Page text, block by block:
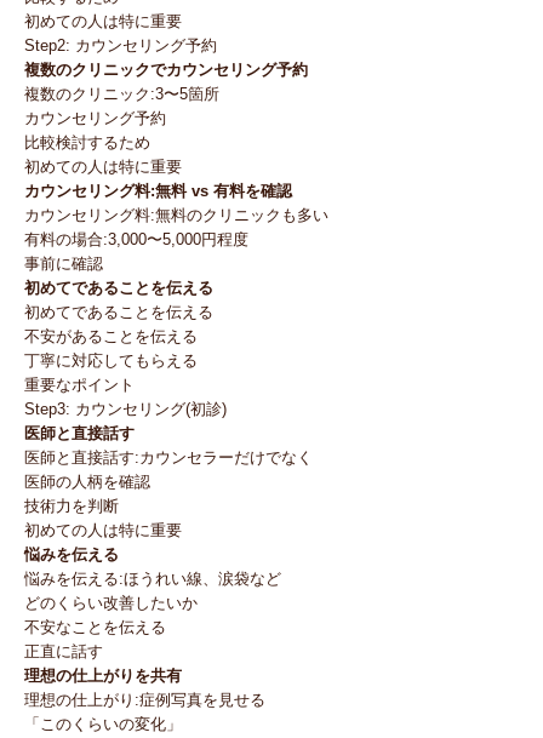
初めての人は特に重要
Step2: カウンセリング予約
複数のクリニックでカウンセリング予約
複数のクリニック:3〜5箇所
カウンセリング予約
比較検討するため
初めての人は特に重要
カウンセリング料:無料 vs 有料を確認
カウンセリング料:無料のクリニックも多い
有料の場合:3,000〜5,000円程度
事前に確認
初めてであることを伝える
初めてであることを伝える
不安があることを伝える
丁寧に対応してもらえる
重要なポイント
Step3: カウンセリング(初診)
医師と直接話す
医師と直接話す:カウンセラーだけでなく
医師の人柄を確認
技術力を判断
初めての人は特に重要
悩みを伝える
悩みを伝える:ほうれい線、涙袋など
どのくらい改善したいか
不安なことを伝える
正直に話す
理想の仕上がりを共有
理想の仕上がり:症例写真を見せる
「このくらいの変化」